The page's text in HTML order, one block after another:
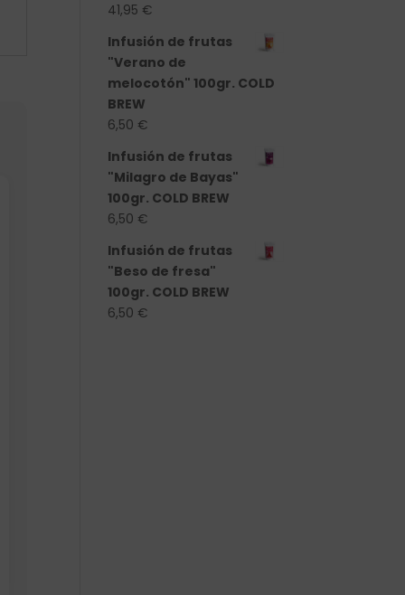
41,95 €
Infusión de frutas
"Verano de
melocotón" 100gr. COLD
BREW
6,50 €
Infusión de frutas
"Milagro de Bayas"
100gr. COLD BREW
6,50 €
Infusión de frutas
"Beso de fresa"
100gr. COLD BREW
6,50 €